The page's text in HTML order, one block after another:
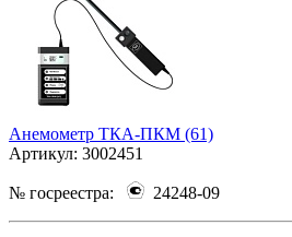
Анемометр ТКА-ПКМ (61)
Артикул: 3002451
№ госреестра: 24248-09